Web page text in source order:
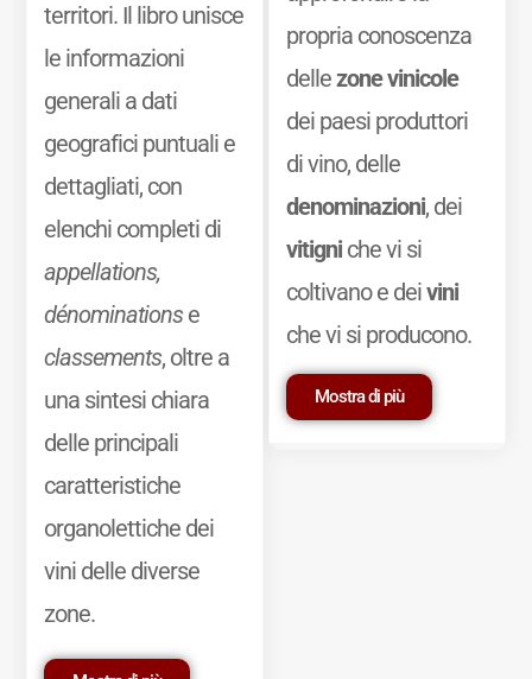
territori. Il libro unisce
le informazioni
generali a dati
geografici puntuali e
dettagliati, con
elenchi completi di
appellations,
dénominationse
classements, oltre a
una sintesi chiara
delle principali
caratteristiche
organolettiche dei
vini delle diverse
zone.
propria conoscenza
dellezone vinicole
dei paesi produttori
di vino, delle
denominazioni, dei
vitigniche vi si
coltivano e deivini
che vi si producono.
Mostra di più